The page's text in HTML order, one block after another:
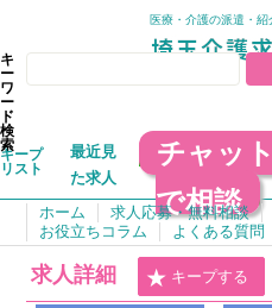
医療・介護の派遣・紹
キ
ー
ワ
ー
ド
検
索
キープ
リスト
最近見
た求人
チャット
で相談
ホーム 求人応募・無料相談
お役立ちコラム
よくある質問
求人詳細 キープする